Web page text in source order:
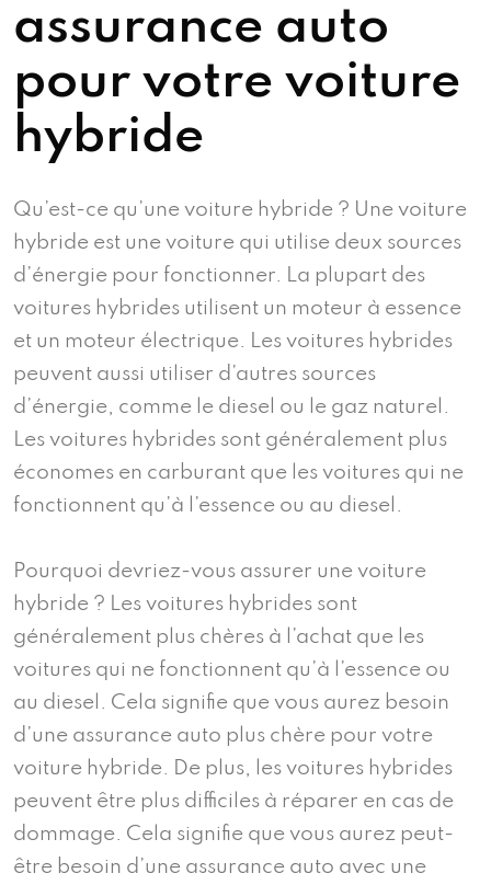
assurance auto
pour votre voiture
hybride
Qu’est-ce qu’une voiture hybride ? Une voiture
hybride est une voiture qui utilise deux sources
d’énergie pour fonctionner. La plupart des
voitures hybrides utilisent un moteur à essence
et un moteur électrique. Les voitures hybrides
peuvent aussi utiliser d’autres sources
d’énergie, comme le diesel ou le gaz naturel.
Les voitures hybrides sont généralement plus
économes en carburant que les voitures qui ne
fonctionnent qu’à l’essence ou au diesel.
Pourquoi devriez-vous assurer une voiture
hybride ? Les voitures hybrides sont
généralement plus chères à l’achat que les
voitures qui ne fonctionnent qu’à l’essence ou
au diesel. Cela signifie que vous aurez besoin
d’une assurance auto plus chère pour votre
voiture hybride. De plus, les voitures hybrides
peuvent être plus difficiles à réparer en cas de
dommage. Cela signifie que vous aurez peut-
être besoin d’une assurance auto avec une